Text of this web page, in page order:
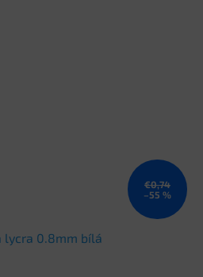
€0,74
–55 %
lycra 0.8mm bílá